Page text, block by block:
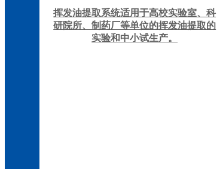
挥发油提取系统适用于高校实验室、科
研院所、制药厂等单位的挥发油提取的
实验和中小试生产。